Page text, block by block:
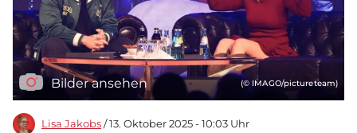
Bilder ansehen (© IMAGO/pictureteam)
Lisa Jakobs / 13. Oktober 2025 - 10:03 Uhr